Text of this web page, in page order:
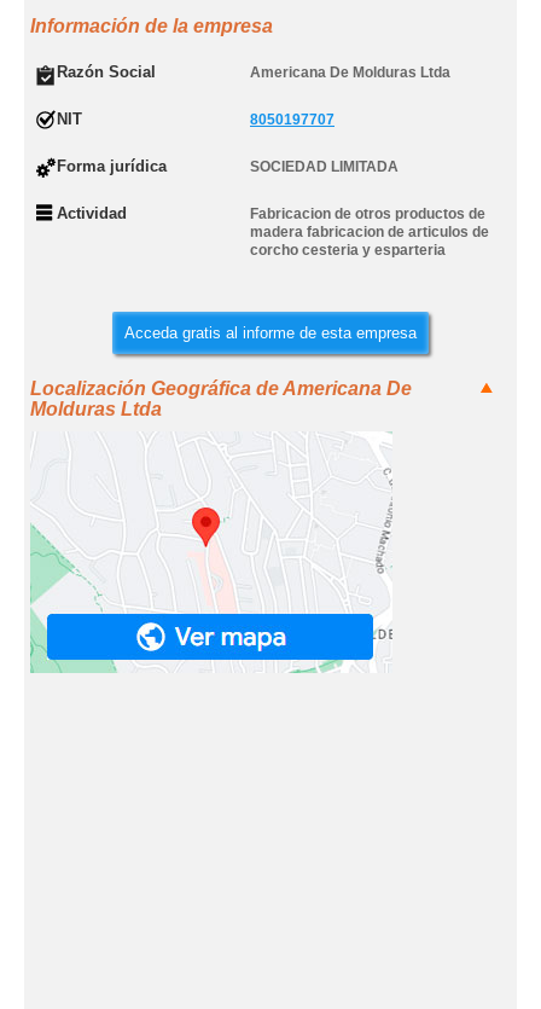
Información de la empresa
Razón Social Americana De Molduras Ltda
NIT 8050197707
Forma jurídica SOCIEDAD LIMITADA
Actividad
Fabricacion de otros productos de
madera fabricacion de articulos de
corcho cesteria y esparteria
Acceda gratis al informe de esta empresa
Localización Geográfica de Americana De
Molduras Ltda